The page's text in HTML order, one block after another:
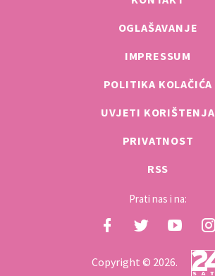
OGLAŠAVANJE
IMPRESSUM
POLITIKA KOLAČIĆA
UVJETI KORIŠTENJA
PRIVATNOST
RSS
Prati nas i na:
Copyright © 2026.